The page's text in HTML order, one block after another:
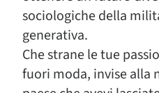
sociologiche della
generativa.
Che strane le tue
fuori moda, invise alla